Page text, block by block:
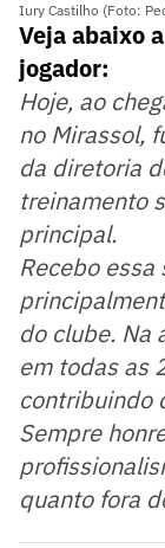
Iury Castilho (Foto:
Veja abaixo
jogador:
Hoje, ao
no Mirassol,
da diretoria
treinamento
principal.
Recebo
do clube. Na
em todas as
contribuindo
Sempre
quanto fora